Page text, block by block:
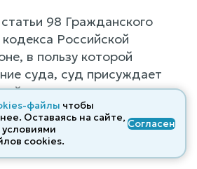
98 Гражданского
Российской
в пользу которой
суда, суд присуждает
стороны все понесенные
расходы, за исключением
частью второй
Кодекса.
файлы чтобы
Оставаясь на сайте,
cооkies.
Согласен